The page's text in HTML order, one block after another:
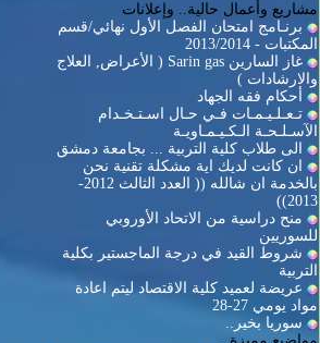
مشاريع وأعمال حالية.. وإعلانات
برنـامج امتحان الفصل الأول نهائي/قسم
المكتبات - 2013/2014
غاز السارين Sarin gas ( الأعراض, العلاج
والارشادات )
أحكام فقه الجهاد
تـعـلـيـمـات فـي حـال اسـتـخـدام
الآسـلـحـة الـكـيـمـاويـة
الى طلاب كلية التربية ... بجامعة دمشق
ان كانت لديك اية مشكلة تقنية نحن
بالخدمة ان شالله (( العدد الثالث 2012-
2013))
منح دراسية من الاتحاد الأوروبي
للسوريين
شروط القيد في درجة الماجستير بكلية
التربية
عريضة لعميد كلية الاقتصاد ليتم اعادة
مواد يومي 27-28
سوريا بخير..